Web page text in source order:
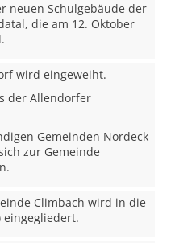
neuen Schulgebäude der
die am 12. Oktober
wird eingeweiht.
der Allendorfer
Gemeinden Nordeck
zur Gemeinde
Climbach wird in die
eingegliedert.